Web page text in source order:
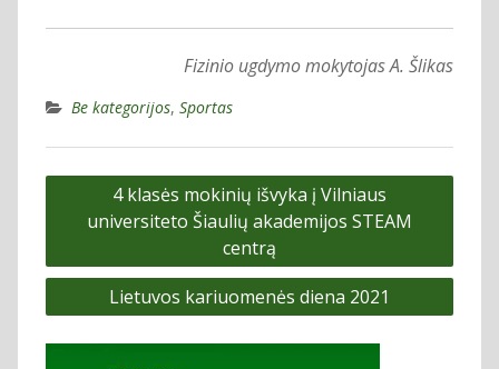
Fizinio ugdymo mokytojas A. Šlikas
Be kategorijos, Sportas
Navigacija
tarp
4 klasės mokinių išvyka į Vilniaus
universiteto Šiaulių akademijos STEAM
centrą
Lietuvos kariuomenės diena 2021